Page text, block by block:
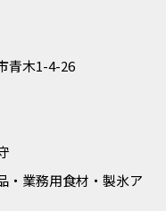
青木1-4-26
・業務用食材・製氷ア